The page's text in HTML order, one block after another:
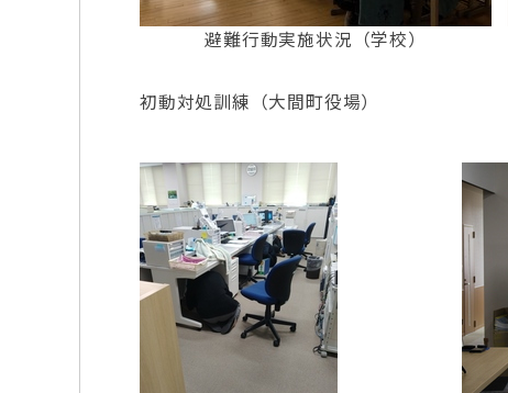
避難行動実施状況（学校）
初動対処訓練（大間町役場）